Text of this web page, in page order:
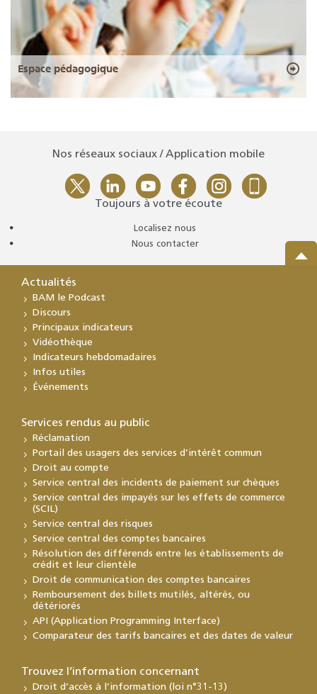
Espace pédagogique
Nos réseaux sociaux / Application mobile
Toujours à votre écoute
Localisez nous
Nous contacter
Actualités
BAM le Podcast
Discours
Principaux indicateurs
Vidéothèque
Indicateurs hebdomadaires
Infos utiles
Événements
Services rendus au public
Réclamation
Portail des usagers des services d’intérêt commun
Droit au compte
Service central des incidents de paiement sur chèques
Service central des impayés sur les effets de commerce
(SCIL)
Service central des risques
Service central des comptes bancaires
Résolution des différends entre les établissements de
crédit et leur clientèle
Droit de communication des comptes bancaires
Remboursement des billets mutilés, altérés, ou
détériorés
API (Application Programming Interface)
Comparateur des tarifs bancaires et des dates de valeur
Trouvez l’information concernant
Droit d’accès à l’information (loi n°31-13)